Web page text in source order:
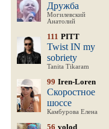
Дружба
Могилевский
Анатолий
111 PITT
Twist IN my
sobriety
Tanita Tikaram
99 Iren-Loren
Скоростное
шоссе
Камбурова Елена
56 volod